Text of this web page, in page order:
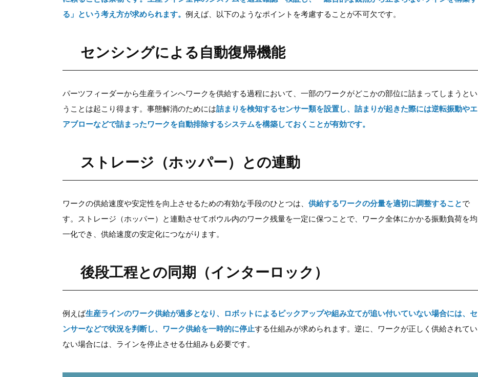
る」という考え方が求められます。 例えば、以下のようなポイントを考慮することが不可欠です。
センシングによる自動復帰機能
パーツフィーダーから生産ラインへワークを供給する過程において、一部のワークがどこかの部位に詰まってしまうとい
うことは起こり得ます。事態解消のためには詰まりを検知するセンサー類を設置し、詰まりが起きた際には逆転振動やエ
アブローなどで詰まったワークを自動排除するシステムを構築しておくことが有効です。
ストレージ（ホッパー）との連動
ワークの供給速度や安定性を向上させるための有効な手段のひとつは、 供給するワークの分量を適切に調整することで
す。ストレージ（ホッパー）と連動させてボウル内のワーク残量を一定に保つことで、ワーク全体にかかる振動負荷を均
一化でき、供給速度の安定化につながります。
後段工程との同期（インターロック）
例えば生産ラインのワーク供給が過多となり、ロボットによるピックアップや組み立てが追い付いていない場合には、セ
ンサーなどで状況を判断し、ワーク供給を一時的に停止する仕組みが求められます。逆に、ワークが正しく供給されてい
ない場合には、ラインを停止させる仕組みも必要です。